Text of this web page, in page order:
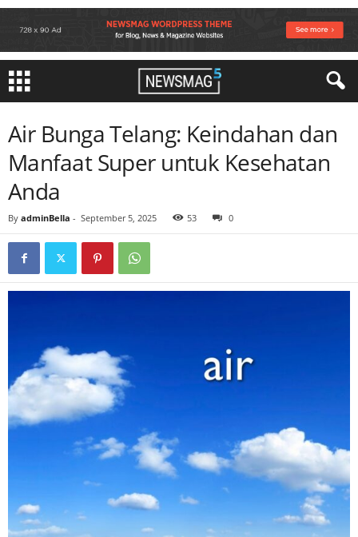
Air Bunga Telang: Keindahan dan
Manfaat Super untuk Kesehatan
Anda
By adminBella - September 5, 2025 53 0